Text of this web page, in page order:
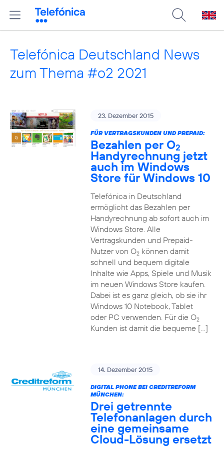
Telefónica Deutschland News
zum Thema #o2 2021
23. Dezember 2015
FÜR VERTRAGSKUNDEN UND PREPAID:
Bezahlen per O2
Handyrechnung jetzt
auch im Windows
Store für Windows 10
Telefónica in Deutschland
ermöglicht das Bezahlen per
Handyrechnung ab sofort auch im
Windows Store. Alle
Vertragskunden und Prepaid-
Nutzer von O2können damit
schnell und bequem digitale
Inhalte wie Apps, Spiele und Musik
im neuen Windows Store kaufen.
Dabei ist es ganz gleich, ob sie ihr
Windows 10 Notebook, Tablet
oder PC verwenden. Für die O2
Kunden ist damit die bequeme […]
14. Dezember 2015
DIGITAL PHONE BEI CREDITREFORM
MÜNCHEN:
Drei getrennte
Telefonanlagen durch
eine gemeinsame
Cloud-Lösung ersetzt